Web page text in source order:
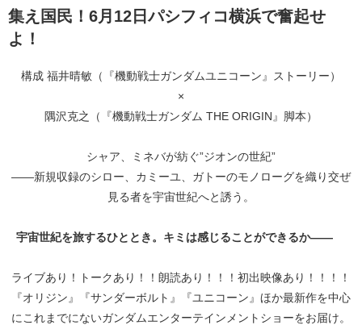
集え国民！6月12日パシフィコ横浜で奮起せ
よ！
構成 福井晴敏（『機動戦士ガンダムユニコーン』ストーリー）
×
隅沢克之（『機動戦士ガンダム THE ORIGIN』脚本）
シャア、ミネバが紡ぐ”ジオンの世紀”
――新規収録のシロー、カミーユ、ガトーのモノローグを織り交ぜ
見る者を宇宙世紀へと誘う。
宇宙世紀を旅するひととき。キミは感じることができるか――
ライブあり！トークあり！！朗読あり！！！初出映像あり！！！！
『オリジン』『サンダーボルト』『ユニコーン』ほか最新作を中心
にこれまでにないガンダムエンターテインメントショーをお届け。